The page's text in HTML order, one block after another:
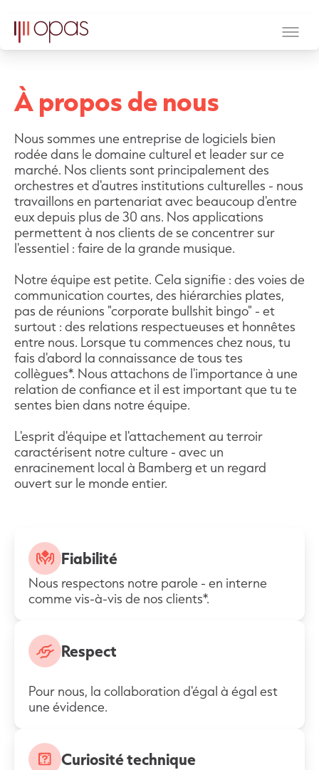
À propos de nous
Nous sommes une entreprise de logiciels bien
rodée dans le domaine culturel et leader sur ce
marché. Nos clients sont principalement des
orchestres et d'autres institutions culturelles - nous
travaillons en partenariat avec beaucoup d'entre
eux depuis plus de 30 ans. Nos applications
permettent à nos clients de se concentrer sur
l'essentiel : faire de la grande musique.
Notre équipe est petite. Cela signifie : des voies de
communication courtes, des hiérarchies plates,
pas de réunions "corporate bullshit bingo" - et
surtout : des relations respectueuses et honnêtes
entre nous. Lorsque tu commences chez nous, tu
fais d'abord la connaissance de tous tes
collègues*. Nous attachons de l'importance à une
relation de confiance et il est important que tu te
sentes bien dans notre équipe.
L'esprit d'équipe et l'attachement au terroir
caractérisent notre culture - avec un
enracinement local à Bamberg et un regard
ouvert sur le monde entier.
Fiabilité
Nous respectons notre parole - en interne
comme vis-à-vis de nos clients*.
Respect
Pour nous, la collaboration d'égal à égal est
une évidence.
Curiosité technique